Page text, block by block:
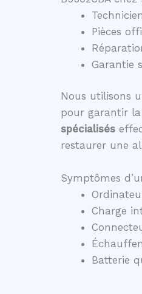
Pièces
Garantie
Nous utilisons
pour garantir
spécialisés
restaurer une
Symptômes
Charge
Batterie